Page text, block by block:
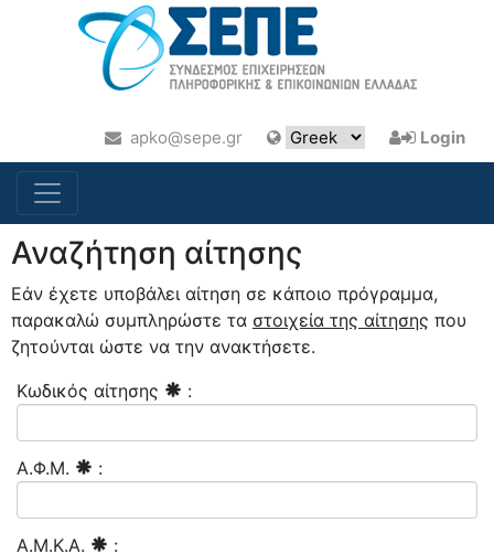
apko@sepe.gr Login
Αναζήτηση αίτησης
Εάν έχετε υποβάλει αίτηση σε κάποιο πρόγραμμα,
παρακαλώ συμπληρώστε τα στοιχεία της αίτησης που
ζητούνται ώστε να την ανακτήσετε.
Κωδικός αίτησης
:
Α.Φ.Μ. :
A.M.K.A. :